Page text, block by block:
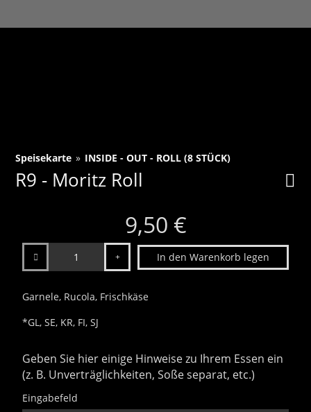
Speisekarte » INSIDE - OUT - ROLL (8 STÜCK)
R9 - Moritz Roll
9,50 €
In den Warenkorb legen
Garnele, Rucola, Frischkäse
*GL, SE, KR, FI, SJ
Geben Sie hier einige Hinweise zu Ihrem Essen ein
(z. B. Unverträglichkeiten, Soße separat, etc.)
Eingabefeld